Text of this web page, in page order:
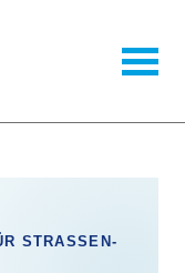
STRASSEN- U